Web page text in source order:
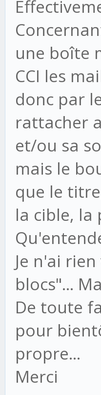
une boîte
CCI les
donc par
rattacher
et/ou sa
mais le
que le
la cible, la
Je n'ai
blocs"...
De toute
pour
propre...
Merci